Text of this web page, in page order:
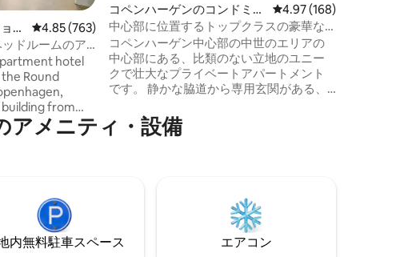
評価レビュー763件、5つ星中4.85つ星の平均評価
4.85 (763)
ドルームのア
hotel
Round
building from
follow
with warm
with access to
コペンハーゲンのコンドミニ
アム
レビュー168件、5つ
4.97 (168)
中心部に位置するトップクラスの豪華な
プライベートスイート／アートギャラリ
ー
コペンハーゲン中心部の中世のエリアの
中心部にある、比類のない立地のユニー
クで壮大なプライベートアパートメント
です。 静かな脇道から専用玄関がある、
平方メートルに広がる高級感あふれるお
部屋で、フュージョンアートギャラリー
場として建てられた歴史的な建物 この場
所は、長期または短期のビジネスミーテ
ィング/出張にも最適です。
ア⁠メ⁠ニ⁠テ⁠ィ⁠・⁠設⁠備
内無料駐⁠車ス⁠ペ⁠ー⁠ス エアコン